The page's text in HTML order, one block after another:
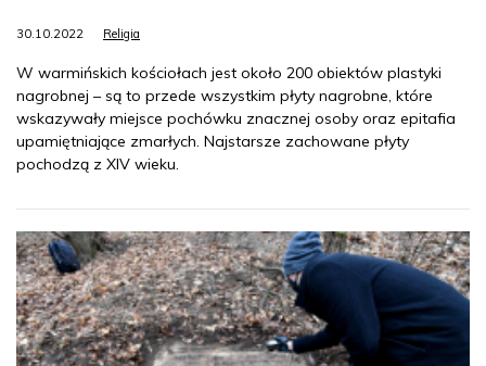
30.10.2022 Religia
W warmińskich kościołach jest około 200 obiektów plastyki
nagrobnej – są to przede wszystkim płyty nagrobne, które
wskazywały miejsce pochówku znacznej osoby oraz epitafia
upamiętniające zmarłych. Najstarsze zachowane płyty
pochodzą z XIV wieku.